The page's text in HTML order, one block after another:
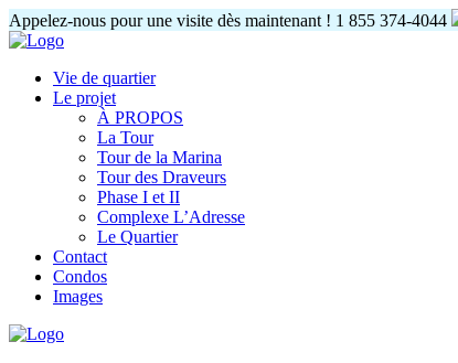
Appelez-nous pour une visite dès maintenant ! 1 855 374-4044
Vie de quartier
Le projet
À PROPOS
La Tour
Tour de la Marina
Tour des Draveurs
Phase I et II
Complexe L’Adresse
Le Quartier
Contact
Condos
Images